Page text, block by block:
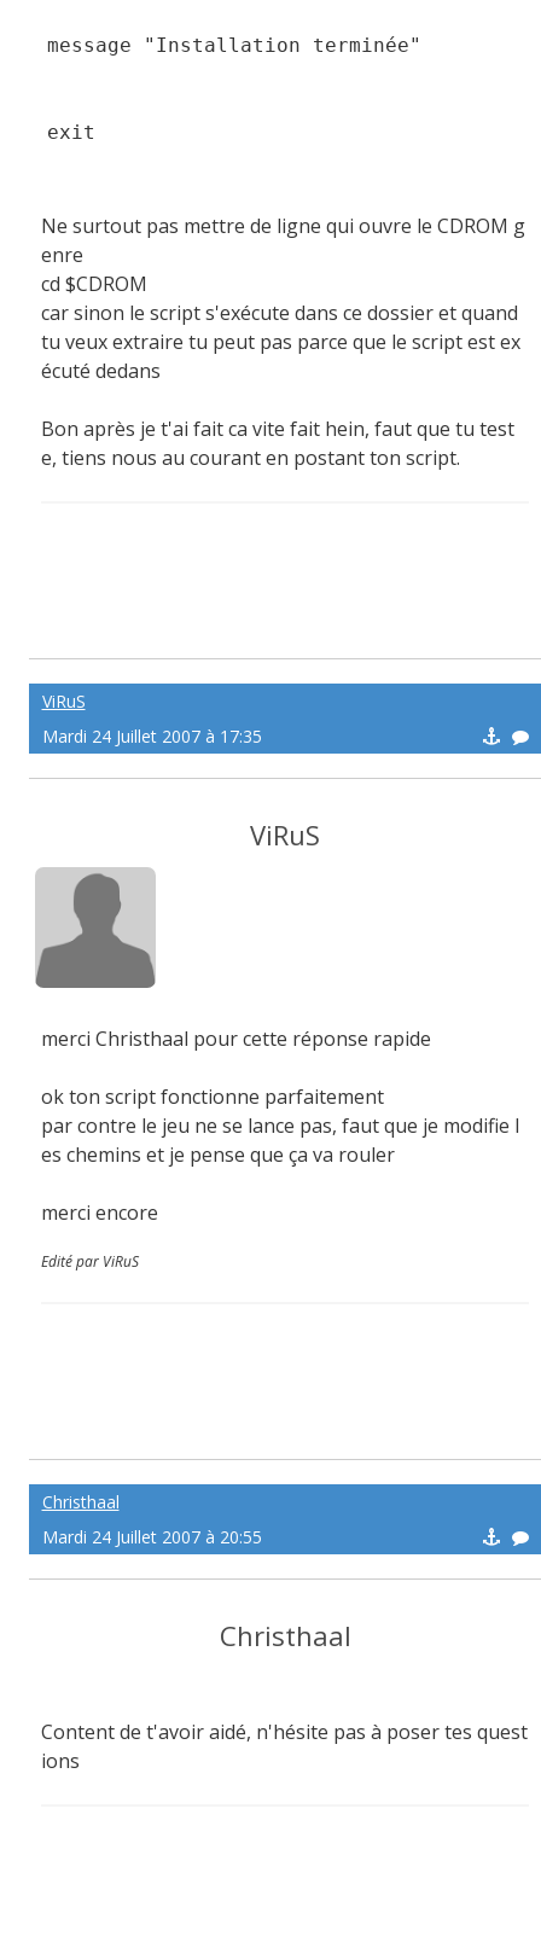
message "Installation terminée"
exit
Ne surtout pas mettre de ligne qui ouvre le CDROM g
enre
cd $CDROM
car sinon le script s'exécute dans ce dossier et quand
tu veux extraire tu peut pas parce que le script est ex
écuté dedans
Bon après je t'ai fait ca vite fait hein, faut que tu test
e, tiens nous au courant en postant ton script.
ViRuS
Mardi 24 Juillet 2007 à 17:35
ViRuS
merci Christhaal pour cette réponse rapide
ok ton script fonctionne parfaitement
par contre le jeu ne se lance pas, faut que je modifie l
es chemins et je pense que ça va rouler
merci encore
Edité par ViRuS
Christhaal
Mardi 24 Juillet 2007 à 20:55
Christhaal
Content de t'avoir aidé, n'hésite pas à poser tes quest
ions